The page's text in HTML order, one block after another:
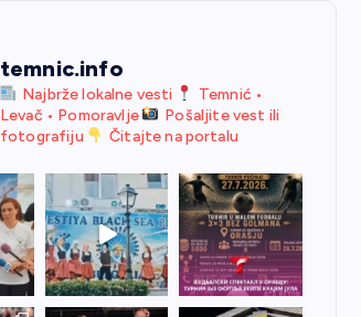
temnic.info
Najbrže lokalne vesti
Temnić •
Levač • Pomoravlje
Pošaljite vest ili
fotografiju
Čitajte na portalu